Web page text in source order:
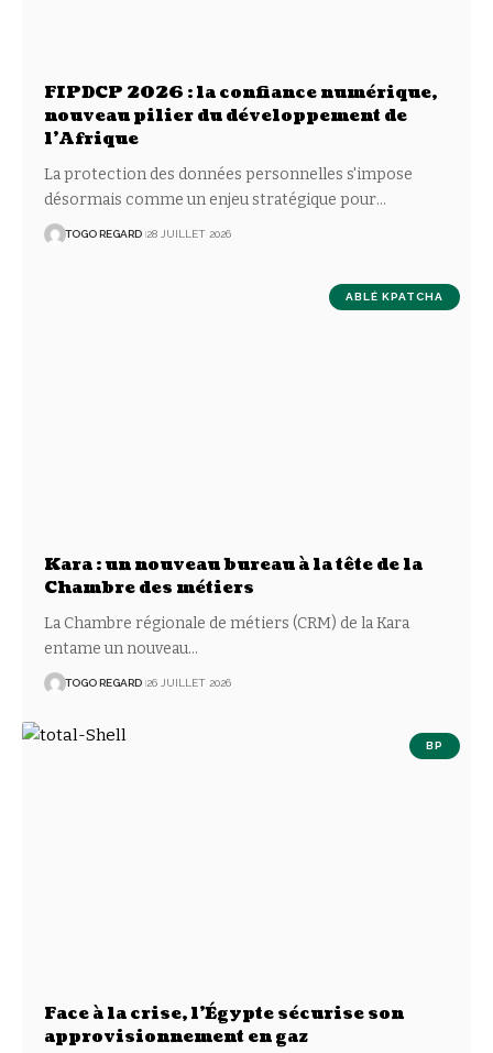
FIPDCP 2026 : la confiance numérique,
nouveau pilier du développement de
l’Afrique
La protection des données personnelles s'impose
désormais comme un enjeu stratégique pour…
TOGO REGARD 28 JUILLET 2026
ABLÉ KPATCHA
Kara : un nouveau bureau à la tête de la
Chambre des métiers
La Chambre régionale de métiers (CRM) de la Kara
entame un nouveau…
TOGO REGARD 26 JUILLET 2026
BP
Face à la crise, l’Égypte sécurise son
approvisionnement en gaz